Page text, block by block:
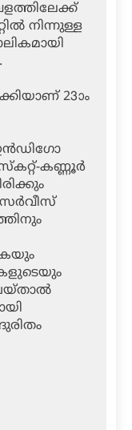
നിന്നുള്ള
23ാം
കണ്ണൂര്‍